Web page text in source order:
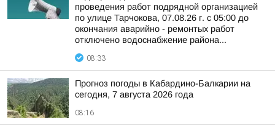
проведения работ подрядной организацией
по улице Тарчокова, 07.08.26 г. с 05:00 до
окончания аварийно - ремонтых работ
отключено водоснабжение района...
08:33
Прогноз погоды в Кабардино-Балкарии на
сегодня, 7 августа 2026 года
08:16